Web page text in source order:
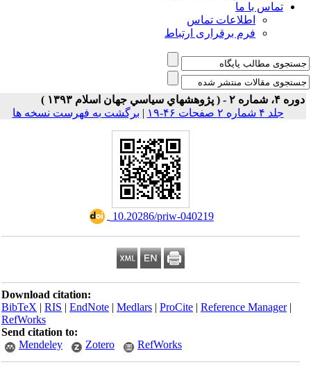
تماس با ما
اطلاعات تماس
فرم برقراری ارتباط
۲ - ( پژوهشهاي سياسي جهان اسلام ۱۳۹۳ )
جلد ۴ شماره ۲ صفحات ۴۶-۱۹
| برگشت به فهرست نسخه ها
‎ 10.20286/priw-040219
Download citation:
BibTeX|RIS|EndNote|Medlars|ProCite|Reference Manager
RefWorks
Send citation to:
Mendeley
Zotero RefWorks